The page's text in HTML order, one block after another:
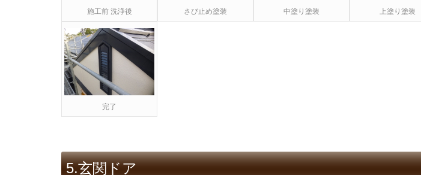
施工前 洗浄後 さび止め塗装 中塗り塗装 上塗り塗装
完了
5.玄関ドア